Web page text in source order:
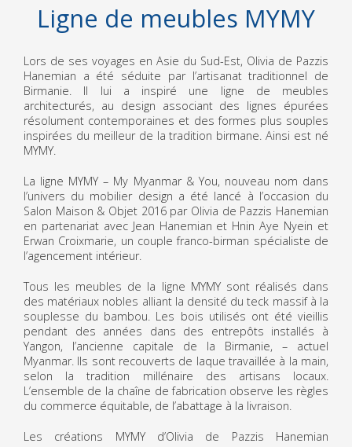
Ligne de meubles MYMY
Lors de ses voyages en Asie du Sud-Est, Olivia de Pazzis
Hanemian a été séduite par l’artisanat traditionnel de
Birmanie. Il lui a inspiré une ligne de meubles
architecturés, au design associant des lignes épurées
résolument contemporaines et des formes plus souples
inspirées du meilleur de la tradition birmane. Ainsi est né
MYMY.
La ligne MYMY – My Myanmar & You, nouveau nom dans
l’univers du mobilier design a été lancé à l’occasion du
Salon Maison & Objet 2016 par Olivia de Pazzis Hanemian
en partenariat avec Jean Hanemian et Hnin Aye Nyein et
Erwan Croixmarie, un couple franco-birman spécialiste de
l’agencement intérieur.
Tous les meubles de la ligne MYMY sont réalisés dans
des matériaux nobles alliant la densité du teck massif à la
souplesse du bambou. Les bois utilisés ont été vieillis
pendant des années dans des entrepôts installés à
Yangon, l’ancienne capitale de la Birmanie, – actuel
Myanmar. Ils sont recouverts de laque travaillée à la main,
selon la tradition millénaire des artisans locaux.
L’ensemble de la chaîne de fabrication observe les règles
du commerce équitable, de l’abattage à la livraison.
Les créations MYMY d’Olivia de Pazzis Hanemian